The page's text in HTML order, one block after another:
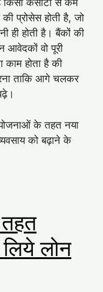
कसौटी से कम
प्रोसेस होती है, जो
ही होती है। बैंकों की
आवेदकों वो पूरी
होता है की
ताकि आगे चलकर
के तहत नया
को बढ़ाने के
लोन